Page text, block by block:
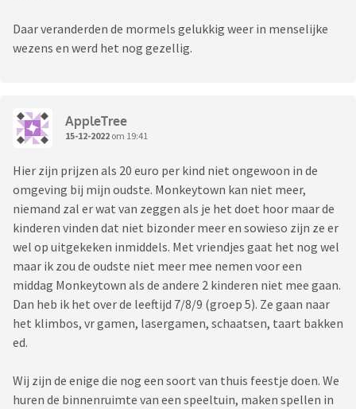
Daar veranderden de mormels gelukkig weer in menselijke
wezens en werd het nog gezellig.
AppleTree
15-12-2022 om 19:41
Hier zijn prijzen als 20 euro per kind niet ongewoon in de
omgeving bij mijn oudste. Monkeytown kan niet meer,
niemand zal er wat van zeggen als je het doet hoor maar de
kinderen vinden dat niet bizonder meer en sowieso zijn ze er
wel op uitgekeken inmiddels. Met vriendjes gaat het nog wel
maar ik zou de oudste niet meer mee nemen voor een
middag Monkeytown als de andere 2 kinderen niet mee gaan.
Dan heb ik het over de leeftijd 7/8/9 (groep 5). Ze gaan naar
het klimbos, vr gamen, lasergamen, schaatsen, taart bakken
ed.
Wij zijn de enige die nog een soort van thuis feestje doen. We
huren de binnenruimte van een speeltuin, maken spellen in